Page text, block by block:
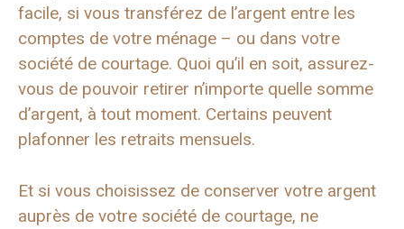
facile, si vous transférez de l’argent entre les
comptes de votre ménage – ou dans votre
société de courtage. Quoi qu’il en soit, assurez-
vous de pouvoir retirer n’importe quelle somme
d’argent, à tout moment. Certains peuvent
plafonner les retraits mensuels.
Et si vous choisissez de conserver votre argent
auprès de votre société de courtage, ne